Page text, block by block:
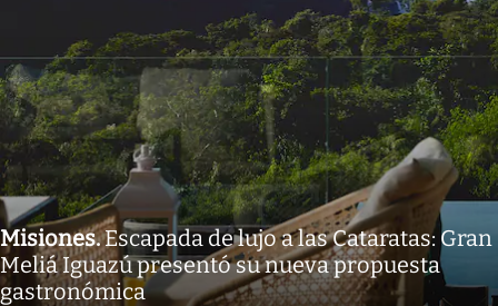
Misiones.Escapada de lujo a las Cataratas: Gran
Meliá Iguazú presentó su nueva propuesta
gastronómica